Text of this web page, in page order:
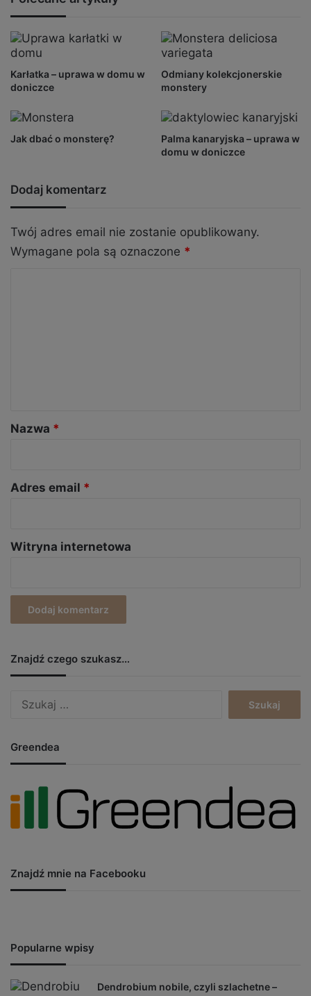
Karłatka – uprawa w domu w
doniczce
Odmiany kolekcjonerskie
monstery
Jak dbać o monsterę?
Palma kanaryjska – uprawa w
domu w doniczce
Dodaj komentarz
Twój adres email nie zostanie opublikowany.
Wymagane pola są oznaczone *
r
Nazwa *
Adres email *
Witryna internetowa
Znajdź czego szukasz…
Greendea
Znajdź mnie na Facebooku
Popularne wpisy
Dendrobium nobile, czyli szlachetne –